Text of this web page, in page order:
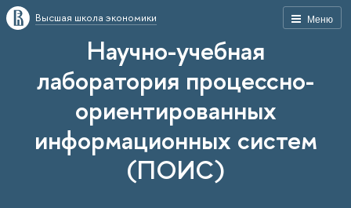
Меню
Высшая школа экономики
Научно-учебная
лаборатория процессно-
ориентированных
информационных систем
(ПОИС)